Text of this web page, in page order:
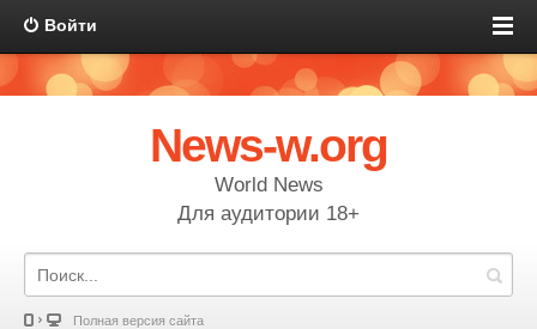
Войти
News-w.org
World News
Для аудитории 18+
Полная версия сайта